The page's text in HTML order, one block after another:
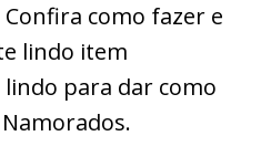
como fazer e
lindo item
para dar como